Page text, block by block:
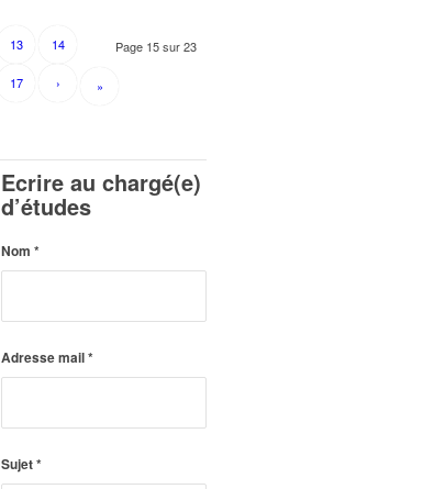
Page 15 sur 23
13 14
17 › »
Ecrire au chargé(e)
d’études
Nom*
Adresse mail*
Sujet*